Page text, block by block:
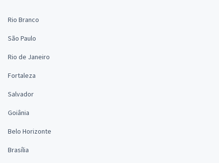
Rio Branco
São Paulo
Rio de Janeiro
Fortaleza
Salvador
Goiânia
Belo Horizonte
Brasília